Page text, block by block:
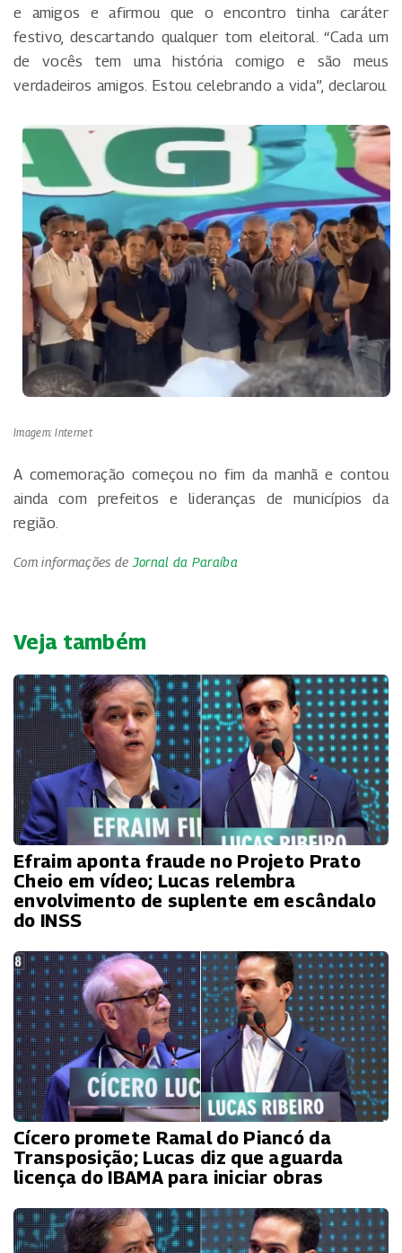
e amigos e afirmou que o encontro tinha caráter
festivo, descartando qualquer tom eleitoral. “Cada um
de vocês tem uma história comigo e são meus
verdadeiros amigos. Estou celebrando a vida”, declarou.
Imagem: Internet
A comemoração começou no fim da manhã e contou
ainda com prefeitos e lideranças de municípios da
região.
Com informações de Jornal da Paraíba
Veja também
Efraim aponta fraude no Projeto Prato
Cheio em vídeo; Lucas relembra
envolvimento de suplente em escândalo
do INSS
Cícero promete Ramal do Piancó da
Transposição; Lucas diz que aguarda
licença do IBAMA para iniciar obras